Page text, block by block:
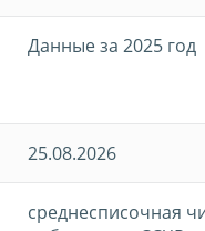
Данные за 2025 год
25.08.2026
среднесписочная